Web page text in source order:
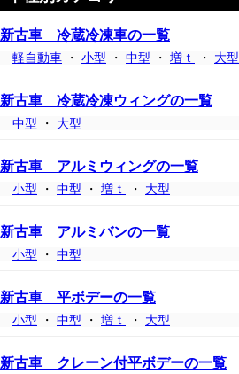
新古車 冷蔵冷凍車の一覧
軽自動車 ・ 小型 ・ 中型 ・ 増ｔ ・ 大型
新古車 冷蔵冷凍ウィングの一覧
中型 ・ 大型
新古車 アルミウィングの一覧
小型 ・ 中型 ・ 増ｔ ・ 大型
新古車 アルミバンの一覧
小型 ・ 中型
新古車 平ボデーの一覧
小型 ・ 中型 ・ 増ｔ ・ 大型
新古車 クレーン付平ボデーの一覧